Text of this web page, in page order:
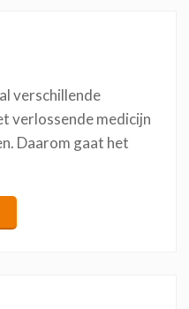
verschillende
verlossende medicijn
Daarom gaat het